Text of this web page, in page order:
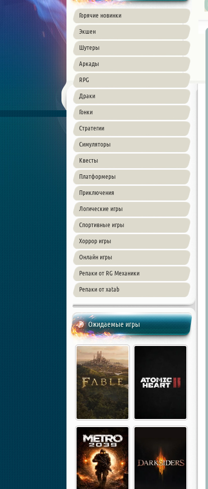
Горячие новинки
Экшен
Шутеры
Аркады
RPG
Драки
Гонки
Стратегии
Симуляторы
Квесты
Платформеры
Приключения
Логические игры
Спортивные игры
Хоррор игры
Онлайн игры
Репаки от RG Механики
Репаки от xatab
Ожидаемые игры